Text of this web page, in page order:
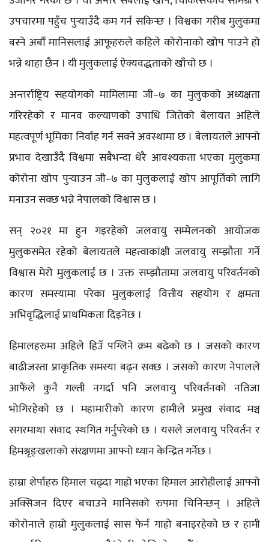
उपचारमा पहुँच पुर्‍याउँदै कम गर्न सकिन्छ । विश्वका गरीब मुलुकमा
बस्ने अर्बौं मानिसलाई आफूहरुले कहिले कोरोनाको खोप पाउने हो
भन्ने थाहा छैन । यी मुलुकलाई ऐक्यवद्धताको खाँचो छ ।
अन्तर्राष्ट्रिय सहयोगको मामिलामा जी–७ का मुलुकको अध्यक्षता
गरिरहेको र मानव कल्याणको उपाधि जितेको बेलायत अहिले
महत्वपूर्ण भूमिका निर्वाह गर्न सक्ने अवस्थामा छ । बेलायतले आफ्नो
प्रभाव देखाउँदै विश्वमा सबैभन्दा धेरै आवश्यकता भएका मुलुकमा
कोरोना खोप पुर्‍याउन जी–७ का मुलुकलाई खोप आपूर्तिको लागि
मनाउन सक्छ भन्ने नेपालको विश्वास छ ।
सन् २०२१ मा हुन गइरहेको जलवायु सम्मेलनको आयोजक
मुलुकसमेत रहेको बेलायतले महत्वाकांक्षी जलवायु सम्झौता गर्ने
विश्वास मेरो मुलुकलाई छ । उक्त सम्झौतामा जलवायु परिवर्तनको
कारण समस्यामा परेका मुलुकलाई वित्तीय सहयोग र क्षमता
अभिवृद्धिलाई प्राथमिकता दिइनेछ ।
हिमालहरुमा अहिले हिउँ पग्लिने क्रम बढेको छ । जसको कारण
बाढीजस्ता प्राकृतिक समस्या बढ्न सक्छ । जसको कारण नेपालले
आफैंले कुनै गल्ती नगर्दा पनि जलवायु परिवर्तनको नतिजा
भोगिरहेको छ । महामारीको कारण हामीले प्रमुख संवाद मञ्च
सगरमाथा संवाद स्थगित गर्नुपरेको छ । यसले जलवायु परिवर्तन र
हिमश्रृङ्खलाको संरक्षणमा आफ्नो ध्यान केन्द्रित गर्नेछ ।
हाम्रा शेर्पाहरु हिमाल चढ्दा गाह्रो भएका हिमाल आरोहीलाई आफ्नो
अक्सिजन दिएर बचाउने मानिसको रुपमा चिनिन्छन् । अहिले
कोरोनाले हाम्रो मुलुकलाई सास फेर्न गाह्रो बनाइरहेको छ र हामी